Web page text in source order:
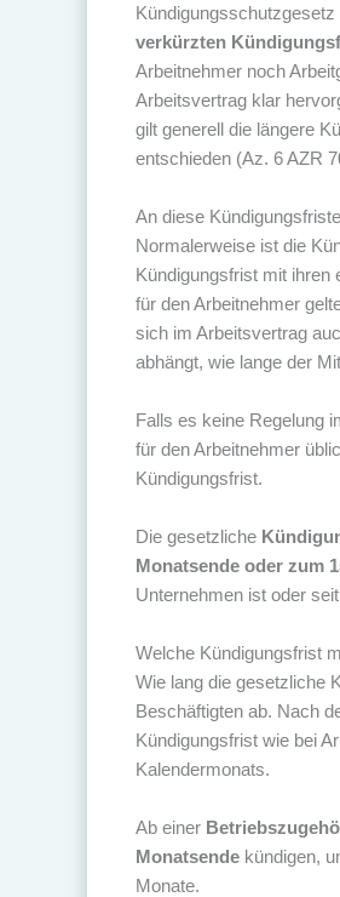
verkürzten
Arbeitnehmer noch
Arbeitsvertrag klar
gilt generell die längere
entschieden (Az. 6 AZR
An diese
Normalerweise ist die
Kündigungsfrist mit ihren
für den Arbeitnehmer
sich im Arbeitsvertrag
abhängt, wie lange der
Falls es keine Regelung
für den Arbeitnehmer
Kündigungsfrist.
Die gesetzliche
Monatsende oder zum
Unternehmen ist oder
Welche Kündigungsfrist
Wie lang die gesetzliche
Beschäftigten ab. Nach
Kündigungsfrist wie bei
Kalendermonats.
Ab einer
Monatsende kündigen,
Monate.